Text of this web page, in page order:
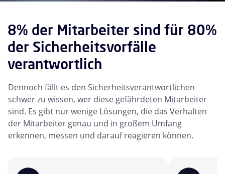
8% der Mitarbeiter sind für 80%
der Sicherheitsvorfälle
verantwortlich
Dennoch fällt es den Sicherheitsverantwortlichen
schwer zu wissen, wer diese gefährdeten Mitarbeiter
sind. Es gibt nur wenige Lösungen, die das Verhalten
der Mitarbeiter genau und in großem Umfang
erkennen, messen und darauf reagieren können.